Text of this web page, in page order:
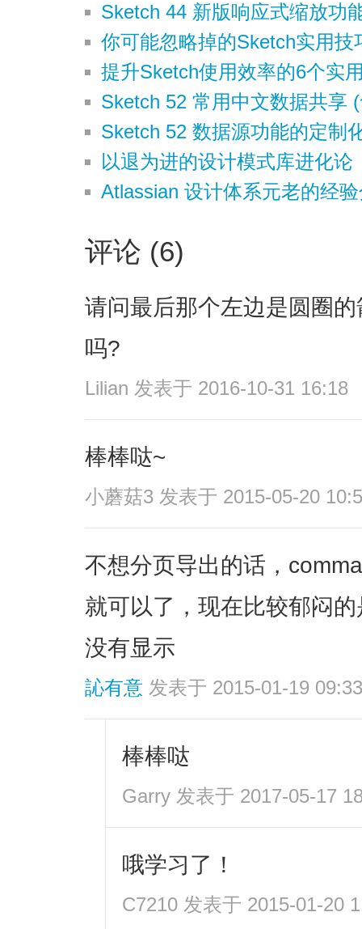
Sketch 44 新版响应式缩放功
你可能忽略掉的Sketch实用技
提升Sketch使用效率的6个实
Sketch 52 常用中文数据共享
Sketch 52 数据源功能的定制
以退为进的设计模式库进化论
Atlassian 设计体系元老的经
评论 (6)
请问最后那个左边是圆圈
吗?
Lilian 发表于 2016-10-31 16:18
棒棒哒~
小蘑菇3 发表于 2015-05-20
不想分页导出的话，
就可以了，现在比较郁闷
没有显示
訫有意 发表于 2015-01-19 09:33
棒棒哒
Garry 发表于 2017-05-17
哦学习了！
C7210 发表于 2015-01-20